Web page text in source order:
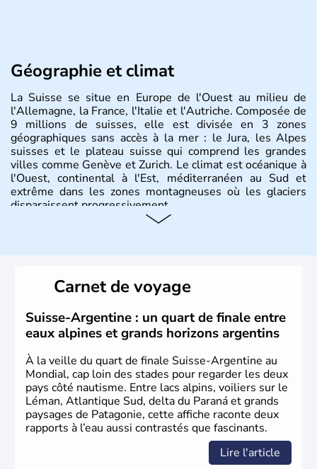
Géographie et climat
La Suisse se situe en Europe de l'Ouest au milieu de
l'Allemagne, la France, l'Italie et l'Autriche. Composée de
9 millions de suisses, elle est divisée en 3 zones
géographiques sans accès à la mer : le Jura, les Alpes
suisses et le plateau suisse qui comprend les grandes
villes comme Genève et Zurich. Le climat est océanique à
l'Ouest, continental à l'Est, méditerranéen au Sud et
extrême dans les zones montagneuses où les glaciers
disparaissent progressivement.
féodal marque la naissance de la Suisse sous la forme
d'une alliance composée de plusieurs cantons. L'Etat
fédéral n'est créé qu'en 1848 et signe l'abolition des
frontières, ainsi que l'établissement d'une monnaie
unique et d'une armée. La première constitution est
rédigée à la même année, le droit de référendum est
ajouté 26 ans plus tard.
Carnet de voyage
Suisse-Argentine : un quart de finale entre
eaux alpines et grands horizons argentins
À la veille du quart de finale Suisse-Argentine au
Mondial, cap loin des stades pour regarder les deux
pays côté nautisme. Entre lacs alpins, voiliers sur le
Léman, Atlantique Sud, delta du Paraná et grands
paysages de Patagonie, cette affiche raconte deux
rapports à l’eau aussi contrastés que fascinants.
Lire l'article